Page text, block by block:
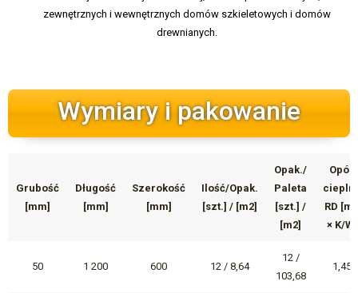
zewnętrznych i wewnętrznych domów szkieletowych i domów
drewnianych.
Wymiary i pakowanie
Grubość
[mm]
Długość
[mm]
Szerokość
[mm]
Ilość/Opak.
[szt.] / [m2]
Opak./
Paleta
[szt.] /
[m2]
Opór
RD [m2
× K/W]
50 1 200 600 12 / 8,64
12 /
103,68
1,45